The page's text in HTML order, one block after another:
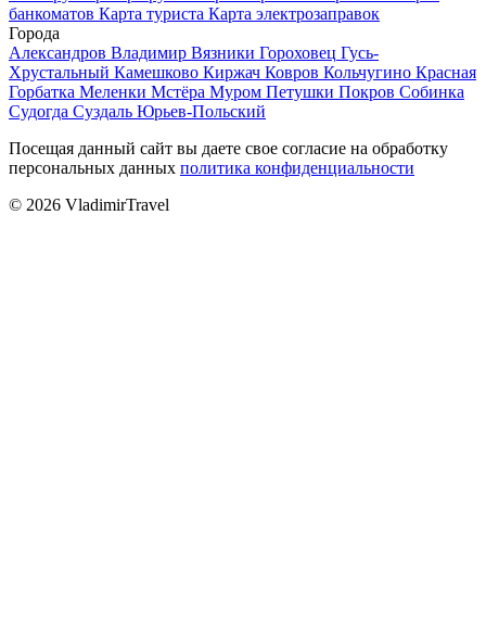
банкоматов Карта туриста Карта электрозаправок
Города
Александров Владимир Вязники Гороховец Гусь-
Хрустальный Камешково Киржач Ковров Кольчугино Красная
Горбатка Меленки Мстёра Муром Петушки Покров Собинка
Судогда Суздаль Юрьев-Польский
Посещая данный сайт вы даете свое согласие на обработку
персональных данных политика конфиденциальности
© 2026 VladimirTravel